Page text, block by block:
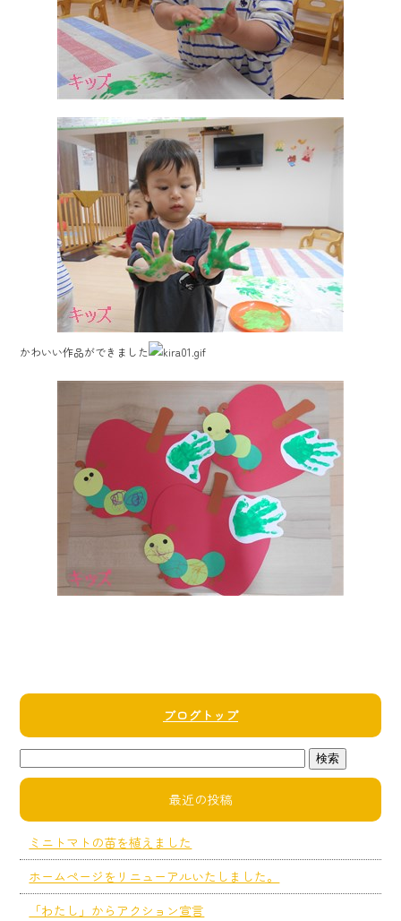
かわいい作品ができました
ブログトップ
最近の投稿
ミニトマトの苗を植えました
ホームページをリニューアルいたしました。
「わたし」からアクション宣言